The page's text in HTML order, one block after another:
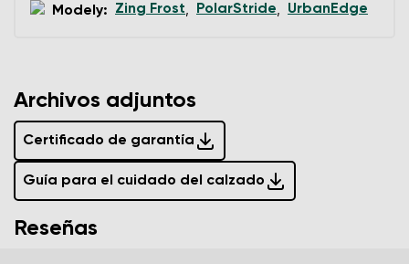
Modely: Zing Frost, PolarStride, UrbanEdge
Archivos adjuntos
Certificado de garantía
Guía para el cuidado del calzado
Reseñas